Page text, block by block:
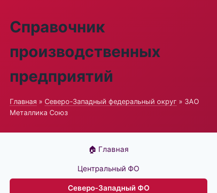
Справочник
производственных
предприятий
Главная » Северо-Западный федеральный округ » ЗАО
Металлика Союз
🏠 Главная
Центральный ФО
Северо-Западный ФО